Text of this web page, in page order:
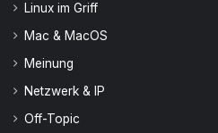
Linux im Griff
Mac & MacOS
Meinung
Netzwerk & IP
Off-Topic